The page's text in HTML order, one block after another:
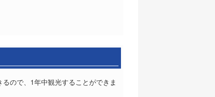
ので、1年中観光することができま